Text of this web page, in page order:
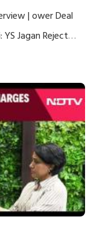
| ower Deal
Jagan Rejects